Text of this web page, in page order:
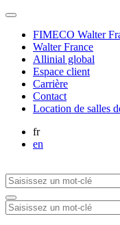
FIMECO Walter
Walter France
Allinial global
Espace client
Carrière
Contact
Location de salles
fr
en